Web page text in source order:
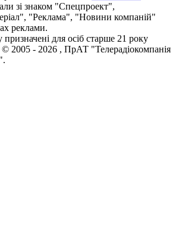
зі знаком "Спецпроект",
"Реклама", "Новини компаній"
реклами.
призначені для осіб старше 21 року
© 2005 - 2026 , ПрАТ "Телерадіокомпанія